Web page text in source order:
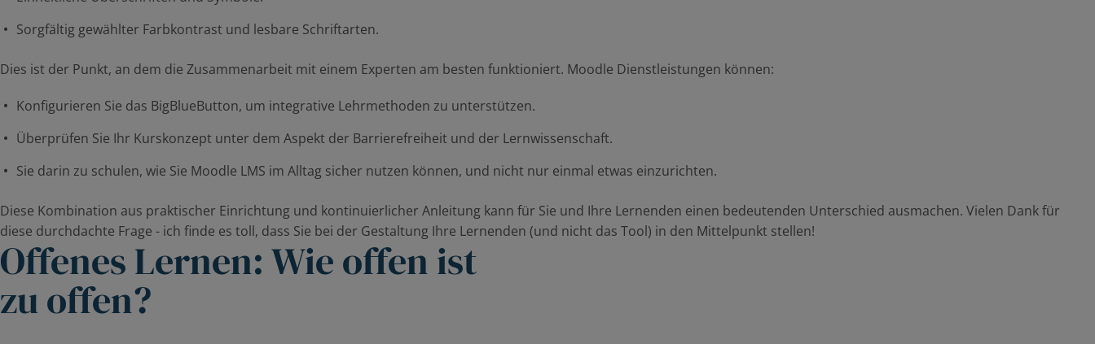
Sorgfältig gewählter Farbkontrast und lesbare Schriftarten.
Dies ist der Punkt, an dem die Zusammenarbeit mit einem Experten am besten funktioniert. Moodle Dienstleistungen können:
Konfigurieren Sie das BigBlueButton, um integrative Lehrmethoden zu unterstützen.
Überprüfen Sie Ihr Kurskonzept unter dem Aspekt der Barrierefreiheit und der Lernwissenschaft.
Sie darin zu schulen, wie Sie Moodle LMS im Alltag sicher nutzen können, und nicht nur einmal etwas einzurichten.
Diese Kombination aus praktischer Einrichtung und kontinuierlicher Anleitung kann für Sie und Ihre Lernenden einen bedeutenden Unterschied ausmachen. Vielen Dank für
diese durchdachte Frage - ich finde es toll, dass Sie bei der Gestaltung Ihre Lernenden (und nicht das Tool) in den Mittelpunkt stellen!
Offenes Lernen: Wie offen ist
zu offen?